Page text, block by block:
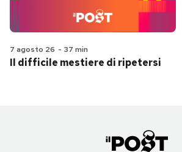
7 agosto 26 - 37 min
Il difficile mestiere di ripetersi